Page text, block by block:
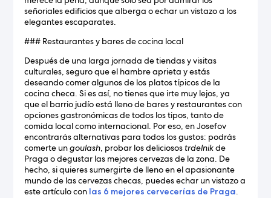
señoriales edificios que alberga o echar un vistazo a los
elegantes escaparates.
### Restaurantes y bares de cocina local
Después de una larga jornada de tiendas y visitas
culturales, seguro que el hambre aprieta y estás
deseando comer algunos de los platos típicos de la
cocina checa. Si es así, no tienes que irte muy lejos, ya
que el barrio judío está lleno de bares y restaurantes con
opciones gastronómicas de todos los tipos, tanto de
comida local como internacional. Por eso, en Josefov
encontrarás alternativas para todos los gustos: podrás
comerte ungoulash, probar los deliciosostrdelnikde
Praga o degustar las mejores cervezas de la zona. De
hecho, si quieres sumergirte de lleno en el apasionante
mundo de las cervezas checas, puedes echar un vistazo a
este artículo con las 6 mejores cervecerías de Praga.